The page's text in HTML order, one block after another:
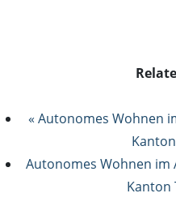
« Autonomes Wohnen
Autonomes Wohnen im
Kanton